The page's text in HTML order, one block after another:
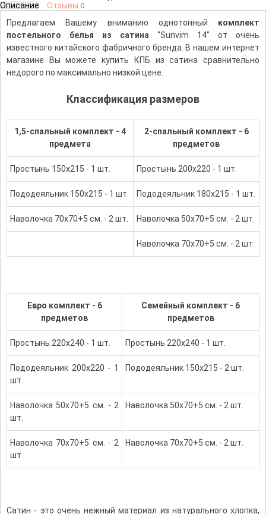
Описание
Отзывы 0
Предлагаем Вашему вниманию однотонный комплект
постельного белья из сатина "Sunvim 14" от очень
известного китайского фабричного бренда. В нашем интернет
магазине Вы можете купить КПБ из сатина сравнительно
недорого по максимально низкой цене.
Классификация размеров
1,5-спальный комплект - 4
предмета
2-спальный комплект - 6
предметов
Простынь 150х215 - 1 шт. Простынь 200х220 - 1 шт.
Пододеяльник 150х215 - 1 шт. Пододеяльник 180х215 - 1 шт.
Наволочка 70х70+5 см. - 2 шт. Наволочка 50х70+5 см. - 2 шт.
Наволочка 70х70+5 см. - 2 шт.
Евро комплект - 6
предметов
Семейный комплект - 6
предметов
Простынь 220х240 - 1 шт. Простынь 220х240 - 1 шт.
Пододеяльник 200х220 - 1
шт.
Пододеяльник 150х215 - 2 шт.
Наволочка 50х70+5 см. - 2
шт.
Наволочка 50х70+5 см. - 2 шт.
Наволочка 70х70+5 см. - 2
шт.
Наволочка 70х70+5 см. - 2 шт.
Сатин - это очень нежный материал из натурального хлопка,